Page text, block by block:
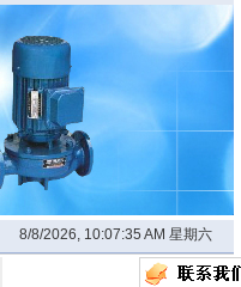
8/8/2026, 10:07:36 AM 星期六